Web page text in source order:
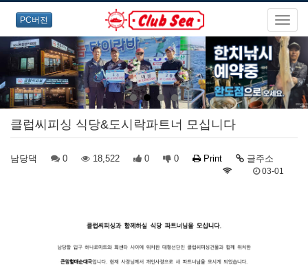
PC버전
클럽씨피싱 식당&도시락파트너 모십니다
남당댁 0 18,522 0 0 Print 글주소
03-01